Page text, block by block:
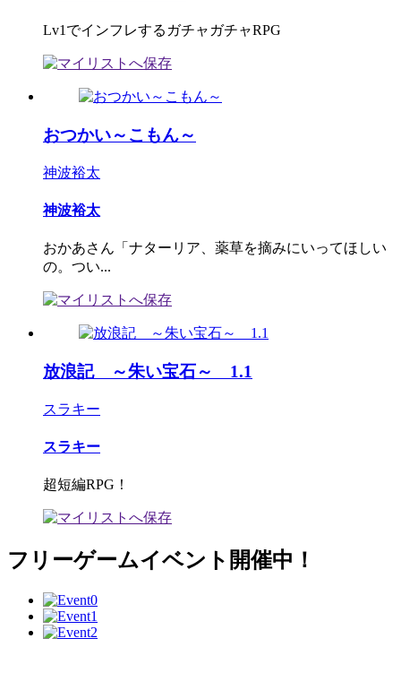
Lv1でインフレするガチャガチャRPG
おつかい～こもん～
神波裕太
神波裕太
おかあさん「ナターリア、薬草を摘みにいってほしい
の。つい...
放浪記 ～朱い宝石～ 1.1
スラキー
スラキー
超短編RPG！
フリーゲームイベント開催中！